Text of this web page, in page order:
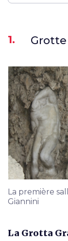
1.
La première
Giannini
La Grotta